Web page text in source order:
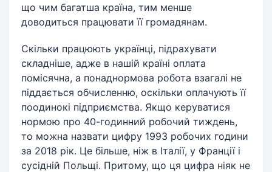
що чим багатша країна, тим менше
доводиться працювати її громадянам.
Скільки працюють українці, підрахувати
складніше, адже в нашій країні оплата
помісячна, а понаднормова робота взагалі не
піддається обчисленню, оскільки оплачують її
поодинокі підприємства. Якщо керуватися
нормою про 40-годинний робочий тиждень,
то можна назвати цифру 1993 робочих години
за 2018 рік. Це більше, ніж в Італії, у Франції і
сусідній Польщі. Притому, що ця цифра ніяк не